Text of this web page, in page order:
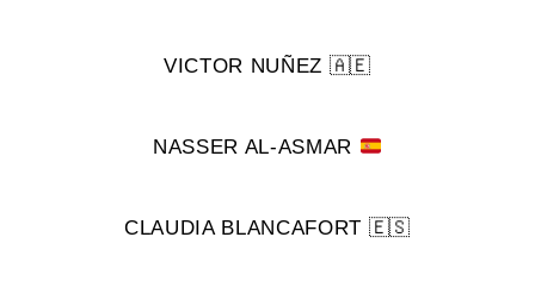
VICTOR NUÑEZ 🇦🇪
NASSER AL-ASMAR
CLAUDIA BLANCAFORT 🇪🇸